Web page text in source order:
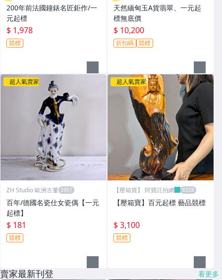
200年前法國鐘錶名匠鉅作/一
元起標
$ 1,978
競標
天然緬甸玉A貨翡翠、一元起
標無底價
$ 10,200
折扣碼 競標
超人氣賣家
ZH Studio 歐洲古董
百年/德國名瓷仕女瓷偶【一元
起標】
$ 181
競標
超人氣賣家
【壓箱寶】 阿寶託拍網
【壓箱寶】百元起標 藝品競標
$ 3,100
競標
賣家最新刊登 看更多